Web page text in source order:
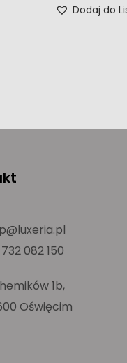
Dodaj do
082 150
1b,
Oświęcim